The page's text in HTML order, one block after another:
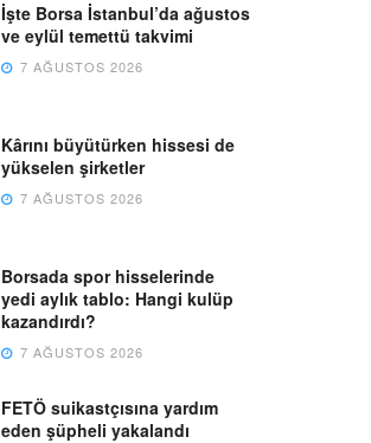
İşte Borsa İstanbul’da ağustos
ve eylül temettü takvimi
7 AĞUSTOS 2026
Kârını büyütürken hissesi de
yükselen şirketler
7 AĞUSTOS 2026
Borsada spor hisselerinde
yedi aylık tablo: Hangi kulüp
kazandırdı?
7 AĞUSTOS 2026
FETÖ suikastçısına yardım
eden şüpheli yakalandı